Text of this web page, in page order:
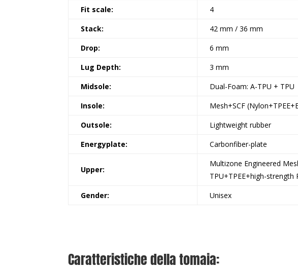
Fit scale:
4
Stack:
42 mm / 36 mm
Drop:
6 mm
Lug Depth:
3 mm
Midsole:
Dual-Foam: A-TPU + TPU
Insole:
Mesh+SCF
Outsole:
Lightweight rubber
Energyplate:
Carbonfiber-plate
Upper:
Multizone Engineered
TPU+TPEE+high-strength
Gender:
Unisex
Caratteristiche della tomaia: